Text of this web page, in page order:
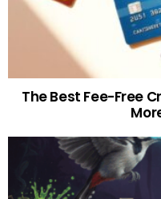
The Best Fee-Free